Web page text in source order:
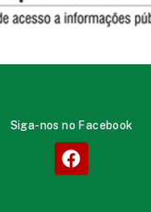
Siga-nos no Facebook